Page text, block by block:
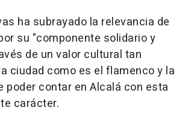
ha subrayado la relevancia de
su "componente solidario y
de un valor cultural tan
ciudad como es el flamenco y la
contar en Alcalá con esta
carácter.